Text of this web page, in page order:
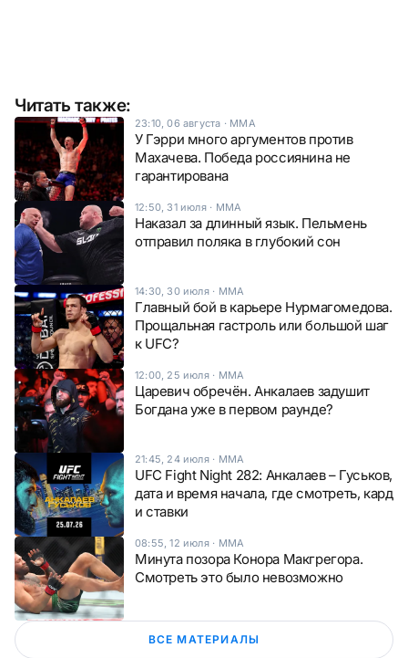
Читать также:
23:10, 06 августа · ММА
У Гэрри много аргументов против
Махачева. Победа россиянина не
гарантирована
12:50, 31 июля· ММА
Наказал за длинный язык. Пельмень
отправил поляка в глубокий сон
14:30, 30 июля· ММА
Главный бой в карьере Нурмагомедова.
Прощальная гастроль или большой шаг
к UFC?
12:00, 25 июля· ММА
Царевич обречён. Анкалаев задушит
Богдана уже в первом раунде?
21:45, 24 июля· ММА
UFC Fight Night 282: Анкалаев – Гуськов,
дата и время начала, где смотреть, кард
и ставки
08:55, 12 июля· ММА
Минута позора Конора Макгрегора.
Смотреть это было невозможно
ВСЕ МАТЕРИАЛЫ